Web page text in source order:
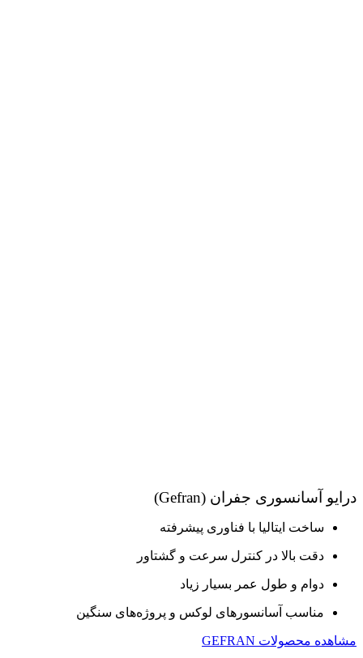
درایو آسانسوری جفران (Gefran)
ساخت ایتالیا با فناوری پیشرفته
دقت بالا در کنترل سرعت و گشتاور
دوام و طول عمر بسیار زیاد
مناسب آسانسورهای لوکس و پروژه‌های سنگین
مشاهده محصولات GEFRAN